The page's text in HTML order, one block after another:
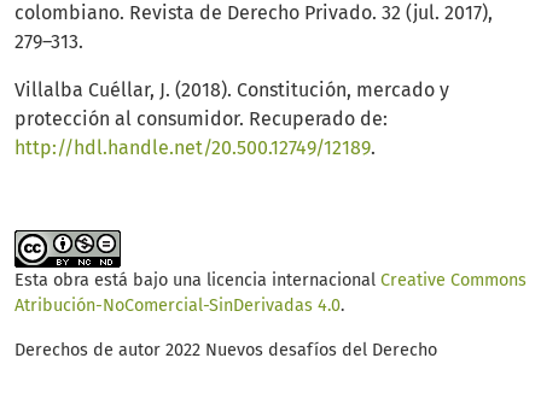
colombiano. Revista de Derecho Privado. 32 (jul. 2017),
279–313.
Villalba Cuéllar, J. (2018). Constitución, mercado y
protección al consumidor. Recuperado de:
http://hdl.handle.net/20.500.12749/12189.
Esta obra está bajo una licencia internacional Creative Commons
Atribución-NoComercial-SinDerivadas 4.0.
Derechos de autor 2022 Nuevos desafíos del Derecho